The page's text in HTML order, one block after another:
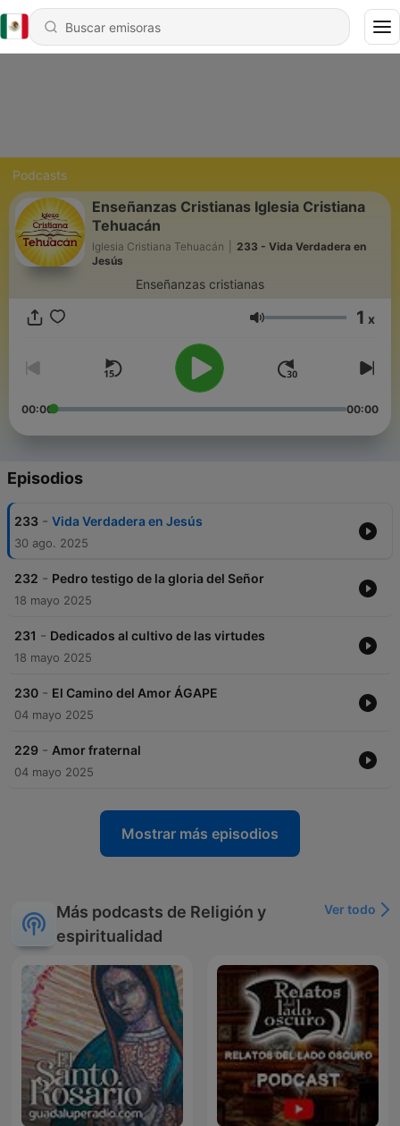
Podcasts
Enseñanzas Cristianas Iglesia Cristiana
Tehuacán
Iglesia Cristiana Tehuacán
233 - Vida Verdadera en
Jesús
Enseñanzas cristianas
Volumen 1 x
00:00 00:00
Episodios
233 - Vida Verdadera en Jesús
30 ago. 2025
232 - Pedro testigo de la gloria del Señor
18 mayo 2025
231 - Dedicados al cultivo de las virtudes
18 mayo 2025
230 - El Camino del Amor ÁGAPE
04 mayo 2025
229 - Amor fraternal
04 mayo 2025
Mostrar más episodios
Más podcasts de Religión y
espiritualidad
Ver todo